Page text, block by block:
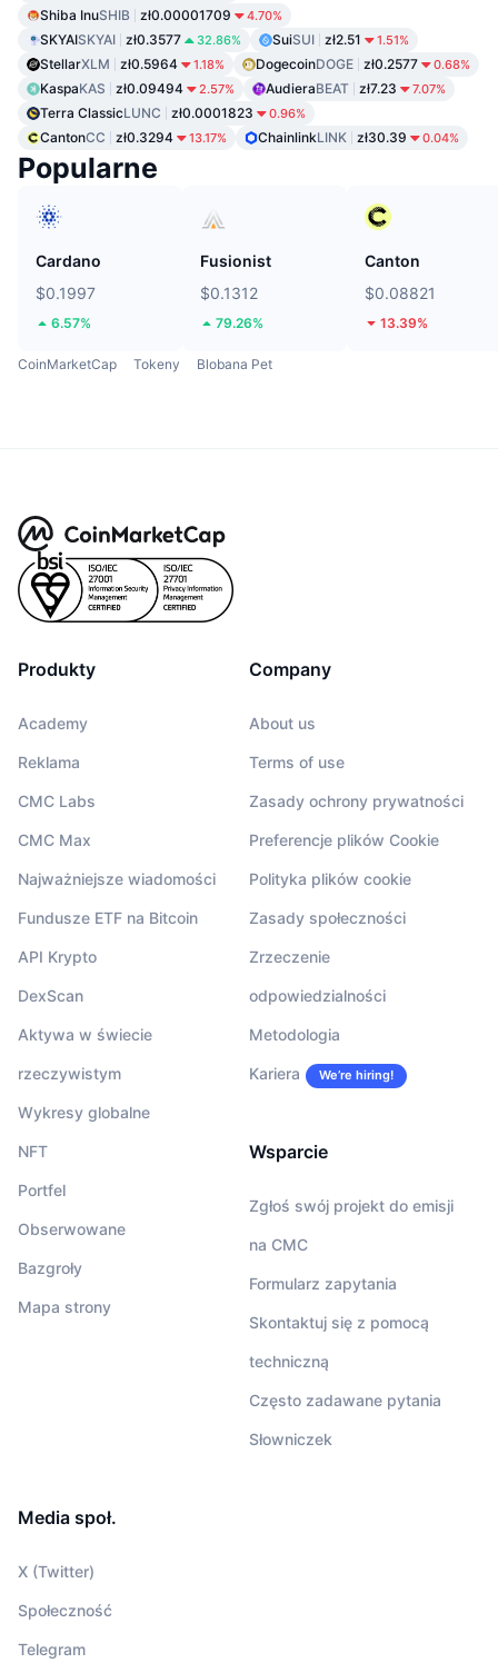
Shiba InuSHIB zł0.00001709 4.70%
SKYAISKYAI zł0.3577 32.86% SuiSUI zł2.51 1.51%
StellarXLM zł0.5964 1.18% DogecoinDOGE zł0.2577 0.68%
KaspaKAS zł0.09494 2.57% AudieraBEAT zł7.23 7.07%
Terra ClassicLUNC zł0.0001823 0.96%
CantonCC zł0.3294 13.17% ChainlinkLINK zł30.39 0.04%
Popularne
Cardano
$0.1997
6.57%
Fusionist
$0.1312
79.26%
Canton
$0.08821
13.39%
CoinMarketCap Tokeny Blobana Pet
Produkty
Academy
Reklama
CMC Labs
CMC Max
Najważniejsze wiadomości
Fundusze ETF na Bitcoin
API Krypto
DexScan
Aktywa w świecie
rzeczywistym
Wykresy globalne
NFT
Portfel
Obserwowane
Bazgroły
Mapa strony
Company
About us
Terms of use
Zasady ochrony prywatności
Preferencje plików Cookie
Polityka plików cookie
Zasady społeczności
Zrzeczenie
odpowiedzialności
Metodologia
Kariera We’re hiring!
Wsparcie
Zgłoś swój projekt do emisji
na CMC
Formularz zapytania
Skontaktuj się z pomocą
techniczną
Często zadawane pytania
Słowniczek
Media społ.
X (Twitter)
Społeczność
Telegram